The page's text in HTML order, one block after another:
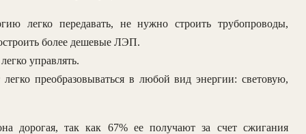
легко передавать, не нужно строить трубопроводы,
более дешевые ЛЭП.
управлять.
преобразовываться в любой вид энергии: световую,
дорогая, так как 67% ее получают за счет сжигания